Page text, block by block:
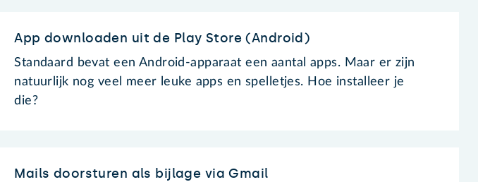
App downloaden uit de Play Store (Android)
Standaard bevat een Android-apparaat een aantal apps. Maar er zijn
natuurlijk nog veel meer leuke apps en spelletjes. Hoe installeer je
die?
Mails doorsturen als bijlage via Gmail